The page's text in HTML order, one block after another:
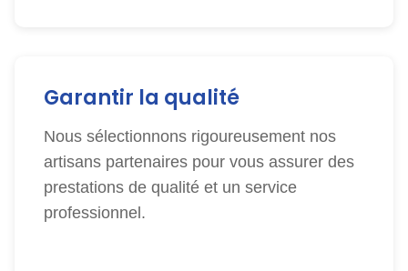
Garantir la qualité
Nous sélectionnons rigoureusement nos
artisans partenaires pour vous assurer des
prestations de qualité et un service
professionnel.